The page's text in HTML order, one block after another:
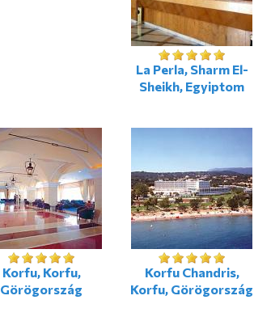
La Perla, Sharm El-
Sheikh, Egyiptom
Korfu, Korfu,
Görögország
Korfu Chandris,
Korfu, Görögország